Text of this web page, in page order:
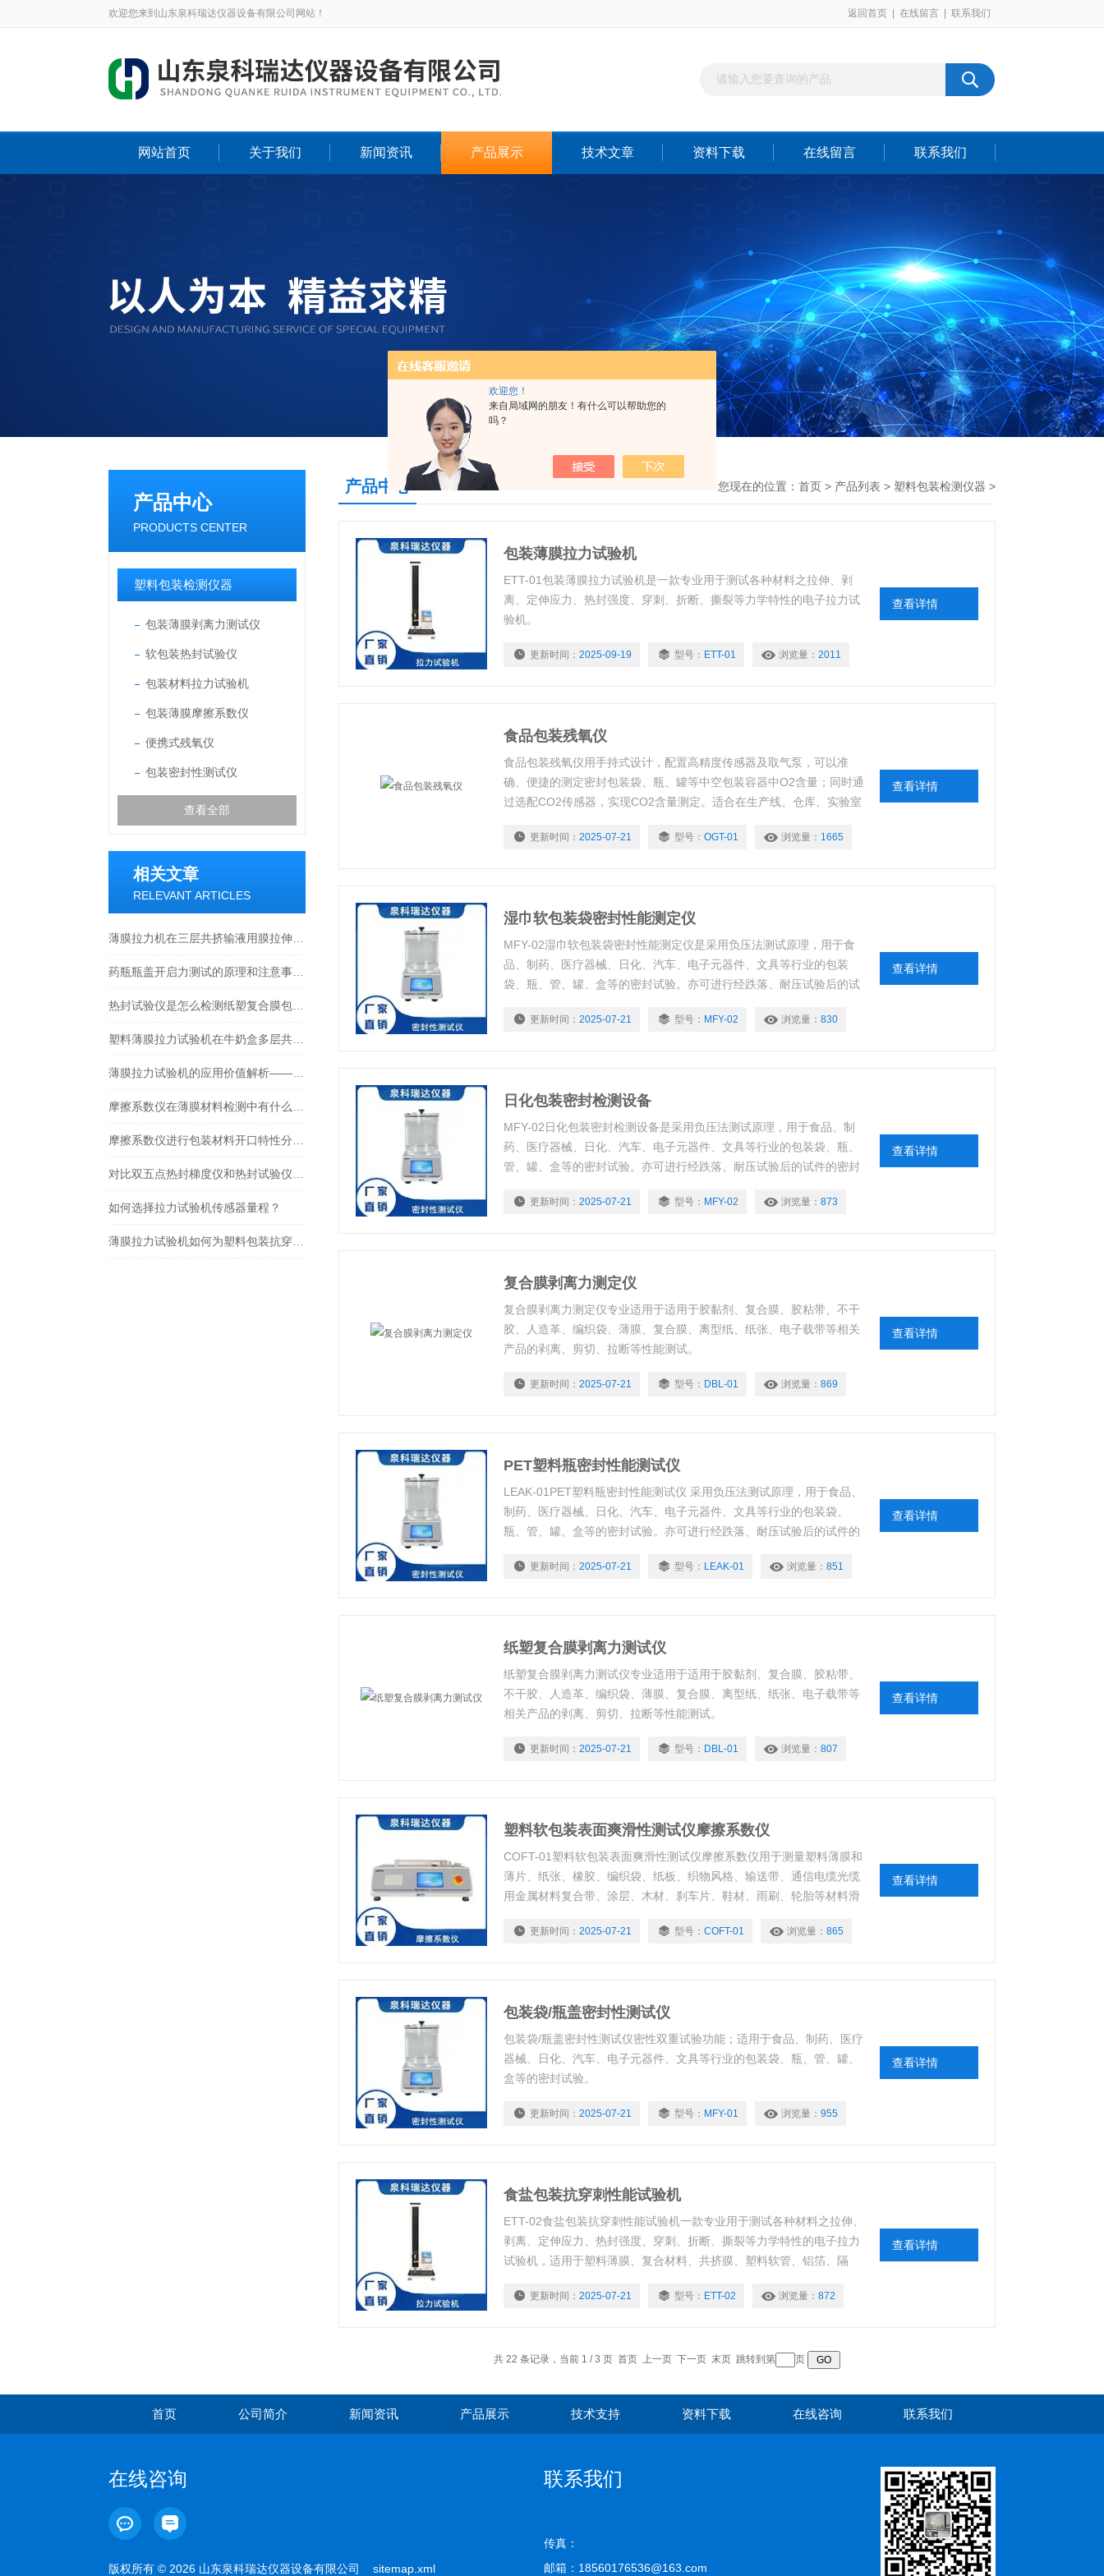
欢迎您！
来自局域网的朋友！有什么可以帮助您的
吗？
欢迎您来到山东泉科瑞达仪器设备有限公司网站！ 返回首页 在线留言 联系我们
网站首页 关于我们 新闻资讯 产品展示 技术文章 资料下载 在线留言 联系我们
产品中心
PRODUCTS CENTER
塑料包装检测仪器
包装薄膜剥离力测试仪
软包装热封试验仪
包装材料拉力试验机
包装薄膜摩擦系数仪
便携式残氧仪
包装密封性测试仪
查看全部
相关文章
RELEVANT ARTICLES
如何选择拉力试验机传感器量程？
产品中心 您现在的位置： 首页 > 产品列表 > 塑料包装检测仪器 >
包装薄膜拉力试验机
ETT-01包装薄膜拉力试验机是一款专业用于测试各种材料之拉伸、剥
离、定伸应力、热封强度、穿刺、折断、撕裂等力学特性的电子拉力试
验机。
更新时间： 2025-09-19 型号： ETT-01 浏览量： 2011
查看详情
食品包装残氧仪
食品包装残氧仪用手持式设计，配置高精度传感器及取气泵，可以准
确、便捷的测定密封包装袋、瓶、罐等中空包装容器中O2含量；同时通
过选配CO2传感器，实现CO2含量测定。适合在生产线、仓库、实验室
更新时间： 2025-07-21 型号： OGT-01 浏览量： 1665
查看详情
湿巾软包装袋密封性能测定仪
MFY-02湿巾软包装袋密封性能测定仪是采用负压法测试原理，用于食
品、制药、医疗器械、日化、汽车、电子元器件、文具等行业的包装
袋、瓶、管、罐、盒等的密封试验。亦可进行经跌落、耐压试验后的试
能，为确定相关的技术指标提供科学依据；也可用于经跌落、耐压试验
更新时间： 2025-07-21 型号： MFY-02 浏览量： 830
查看详情
日化包装密封检测设备
MFY-02日化包装密封检测设备是采用负压法测试原理，用于食品、制
药、医疗器械、日化、汽车、电子元器件、文具等行业的包装袋、瓶、
管、罐、盒等的密封试验。亦可进行经跌落、耐压试验后的试件的密封
定相关的技术指标提供科学依据；也可用于经跌落、耐压试验后的某些
更新时间： 2025-07-21 型号： MFY-02 浏览量： 873
查看详情
复合膜剥离力测定仪
复合膜剥离力测定仪专业适用于适用于胶黏剂、复合膜、胶粘带、不干
胶、人造革、编织袋、薄膜、复合膜、离型纸、纸张、电子载带等相关
产品的剥离、剪切、拉断等性能测试。
更新时间： 2025-07-21 型号： DBL-01 浏览量： 869
查看详情
PET塑料瓶密封性能测试仪
LEAK-01PET塑料瓶密封性能测试仪 采用负压法测试原理，用于食品、
制药、医疗器械、日化、汽车、电子元器件、文具等行业的包装袋、
瓶、管、罐、盒等的密封试验。亦可进行经跌落、耐压试验后的试件的
性能，为确定相关的技术指标提供科学依据；也可用于经跌落、耐压试
更新时间： 2025-07-21 型号： LEAK-01 浏览量： 851
查看详情
纸塑复合膜剥离力测试仪
纸塑复合膜剥离力测试仪专业适用于适用于胶黏剂、复合膜、胶粘带、
不干胶、人造革、编织袋、薄膜、复合膜、离型纸、纸张、电子载带等
相关产品的剥离、剪切、拉断等性能测试。
更新时间： 2025-07-21 型号： DBL-01 浏览量： 807
查看详情
塑料软包装表面爽滑性测试仪摩擦系数仪
COFT-01塑料软包装表面爽滑性测试仪摩擦系数仪用于测量塑料薄膜和
薄片、纸张、橡胶、编织袋、纸板、织物风格、输送带、通信电缆光缆
用金属材料复合带、涂层、木材、刹车片、鞋材、雨刷、轮胎等材料滑
节材料生产质量工艺指标，满足产品使用要求。另外还可用于化妆品等
更新时间： 2025-07-21 型号： COFT-01 浏览量： 865
查看详情
包装袋/瓶盖密封性测试仪
包装袋/瓶盖密封性测试仪密性双重试验功能；适用于食品、制药、医疗
器械、日化、汽车、电子元器件、文具等行业的包装袋、瓶、管、罐、
盒等的密封试验。
更新时间： 2025-07-21 型号： MFY-01 浏览量： 955
查看详情
食盐包装抗穿刺性能试验机
ETT-02食盐包装抗穿刺性能试验机一款专业用于测试各种材料之拉伸、
剥离、定伸应力、热封强度、穿刺、折断、撕裂等力学特性的电子拉力
试验机，适用于塑料薄膜、复合材料、共挤膜、塑料软管、铝箔、隔
布、橡胶、纸张纤维等产品的拉伸强度、剥离强度、变形（伸长率）、
更新时间： 2025-07-21 型号： ETT-02 浏览量： 872
查看详情
共 22 条记录，当前 1 / 3 页 首页 上一页 下一页 末页 跳转到第 页
首页 公司简介 新闻资讯 产品展示 技术支持 资料下载 在线咨询 联系我们
在线咨询
版权所有 © 2026 山东泉科瑞达仪器设备有限公司 sitemap.xml
联系我们
传真：
邮箱：18560176536@163.com